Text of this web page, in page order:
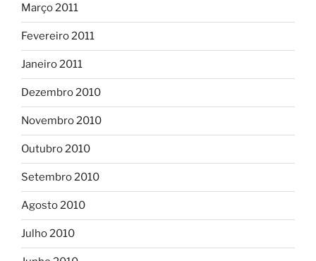
Março 2011
Fevereiro 2011
Janeiro 2011
Dezembro 2010
Novembro 2010
Outubro 2010
Setembro 2010
Agosto 2010
Julho 2010